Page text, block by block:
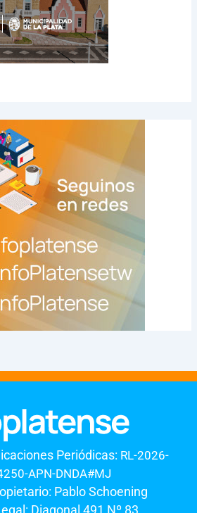
Periódicas: RL-2026-
APN-DNDA#MJ
Pablo Schoening
Diagonal 491 Nº 83